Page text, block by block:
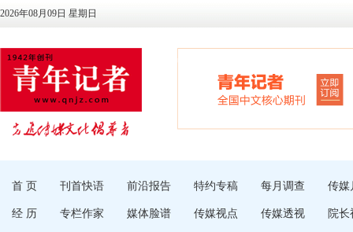
2026年08月09日 星期日
首 页 刊首快语 前沿报告 特约专稿 每月调查 传媒
经 历 专栏作家 媒体脸谱 传媒视点 传媒透视 院长